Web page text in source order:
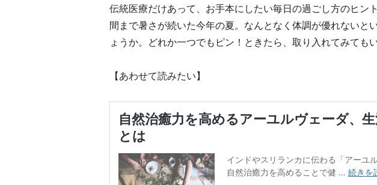
伝統医療だけあって、お手本にしたい毎日の過ごし方のヒン
間まで暑さが続いた今年の夏。なんとなく体調が優れないと
ょうか。どれか一つでもピン！ときたら、取り入れてみても
【あわせて読みたい】